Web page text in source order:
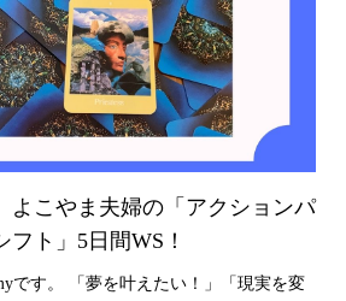
よこやま夫婦の「アクションパ
フト」5日間WS！
です。 「夢を叶えたい！」「現実を変